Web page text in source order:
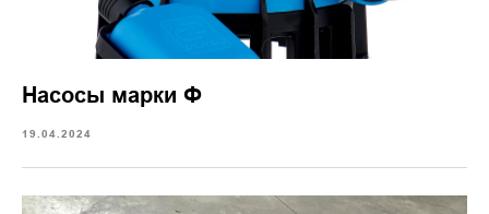
Насосы марки Ф
19.04.2024